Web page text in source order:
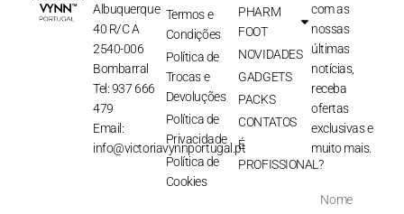
Albuquerque
40 R/C A
2540-006
Bombarral
Tel: 937 666
479
Email:
info@victoriavynnportugal.pt
Termos e
Condições
Política de
Trocas e
Devoluções
Política de
Privacidade
Política de
Cookies
PHARM
FOOT
NOVIDADES
GADGETS
PACKS
CONTATOS
É
PROFISSIONAL?
com as
nossas
últimas
notícias,
receba
ofertas
exclusivas e
muito mais.
Nome